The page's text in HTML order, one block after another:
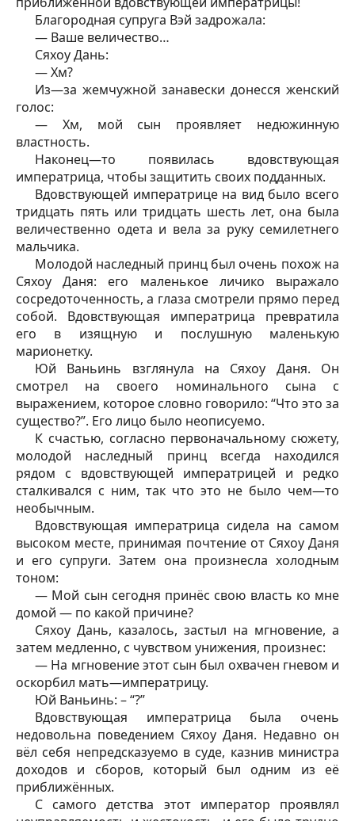
Благородная супруга Вэй задрожала:
— Ваше величество…
Сяхоу Дань:
— Хм?
Из—за жемчужной занавески донесся женский
голос:
— Хм, мой сын проявляет недюжинную
властность.
Наконец—то появилась вдовствующая
императрица, чтобы защитить своих подданных.
Вдовствующей императрице на вид было всего
тридцать пять или тридцать шесть лет, она была
величественно одета и вела за руку семилетнего
мальчика.
Молодой наследный принц был очень похож на
Сяхоу Даня: его маленькое личико выражало
сосредоточенность, а глаза смотрели прямо перед
собой. Вдовствующая императрица превратила
его в изящную и послушную маленькую
марионетку.
Юй Ваньинь взглянула на Сяхоу Даня. Он
смотрел на своего номинального сына с
выражением, которое словно говорило: “Что это за
существо?”. Его лицо было неописуемо.
К счастью, согласно первоначальному сюжету,
молодой наследный принц всегда находился
рядом с вдовствующей императрицей и редко
сталкивался с ним, так что это не было чем—то
необычным.
Вдовствующая императрица сидела на самом
высоком месте, принимая почтение от Сяхоу Даня
и его супруги. Затем она произнесла холодным
тоном:
— Мой сын сегодня принёс свою власть ко мне
домой — по какой причине?
Сяхоу Дань, казалось, застыл на мгновение, а
затем медленно, с чувством унижения, произнес:
— На мгновение этот сын был охвачен гневом и
оскорбил мать—императрицу.
Юй Ваньинь: – “?”
Вдовствующая императрица была очень
недовольна поведением Сяхоу Даня. Недавно он
вёл себя непредсказуемо в суде, казнив министра
доходов и сборов, который был одним из её
приближённых.
С самого детства этот император проявлял